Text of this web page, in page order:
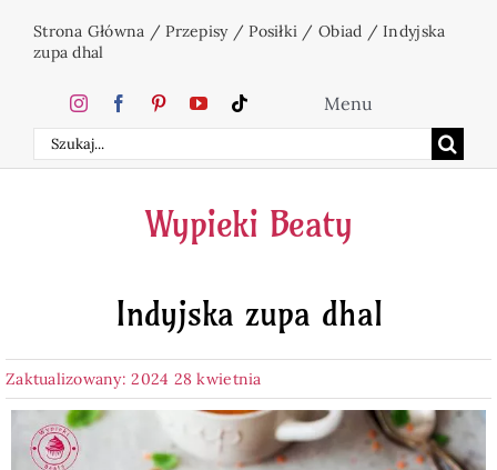
zawartości
Strona Główna /Przepisy/Posiłki / Obiad /Indyjska
zupa dhal
Szukaj
Menu
Home
Ciasta
Desery
Napoje
Wypieki Beaty
Indyjska zupa dhal
Zaktualizowany: 2024 28 kwietnia